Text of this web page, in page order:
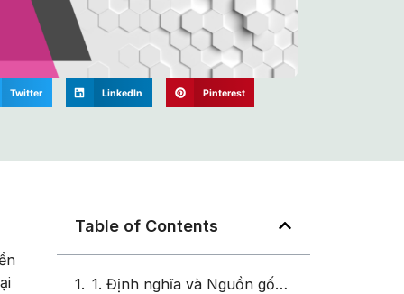
Twitter LinkedIn Pinterest
Table of Contents
1. Định nghĩa và Nguồn gốc của Mô hình 9 Box Grid